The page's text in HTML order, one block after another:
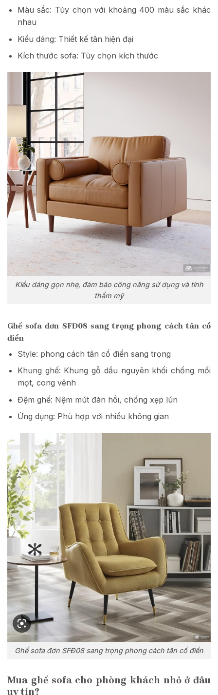
Màu sắc: Tùy chọn với khoảng 400 màu sắc khác
nhau
Kiểu dáng: Thiết kế tân hiện đại
Kích thước sofa: Tùy chọn kích thước
Kiểu dáng gọn nhẹ, đảm bảo công năng sử dụng và tính
thẩm mỹ
Ghế sofa đơn SFĐ08 sang trọng phong cách tân cổ
điển
Style: phong cách tân cổ điển sang trọng
Khung ghế: Khung gỗ dầu nguyên khối chống mối
mọt, cong vênh
Đệm ghế: Nệm mút đàn hồi, chống xẹp lún
Ứng dụng: Phù hợp với nhiều không gian
Ghế sofa đơn SFĐ08 sang trọng phong cách tân cổ điển
Mua ghế sofa cho phòng khách nhỏ ở đâu
uy tín?